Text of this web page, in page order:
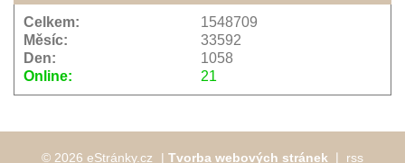
Online: 21
Celkem:
1548709
Měsíc:
33592
Den:
1058
© 2026 eStránky.cz | Tvorba webových stránek rss